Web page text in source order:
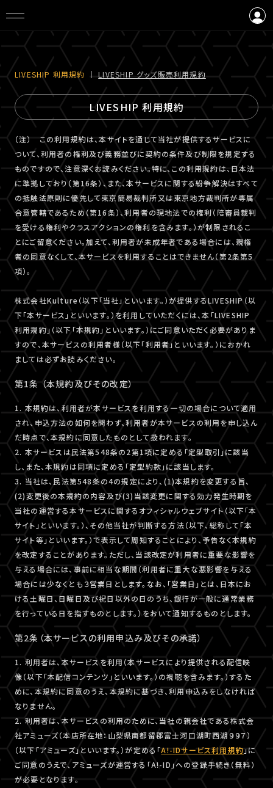
会員登録
LIVESHIP 利⽤規約 ｜LIVESHIP グッズ販売利⽤規約
LIVESHIP 利用規約
（注） この利用規約は、本サイトを通じて当社が提供するサービスに
ついて、利用者の権利及び義務並びに契約の条件及び制限を規定する
ものですので、注意深くお読みください。特に、この利用規約は、日本法
に準拠しており（第16条）、また、本サービスに関する紛争解決はすべて
の抵触法原則に優先して東京簡易裁判所又は東京地方裁判所が専属
合意管轄であるため（第16条）、利用者の現地法での権利（陪審員裁判
を受ける権利やクラスアクションの権利を含みます。）が制限されるこ
とにご留意ください。加えて、利用者が未成年者である場合には、親権
者の同意なくして、本サービスを利用することはできません（第2条第5
項）。
株式会社Kulture（以下「当社」といいます。）が提供するLIVESHIP（以
下「本サービス」といいます。）を利用していただくには、本「LIVESHIP
利用規約」（以下「本規約」といいます。）にご同意いただく必要がありま
すので、本サービスの利用者様（以下「利用者」といいます。）におかれ
ましては必ずお読みください。
第1条 （本規約及びその改定）
1. 本規約は、利用者が本サービスを利用する一切の場合について適用
され、申込方法の如何を問わず、利用者が本サービスの利用を申し込ん
だ時点で、本規約に同意したものとして扱われます。
2. 本サービスは民法第548条の2第1項に定める「定型取引」に該当
し、また、本規約は同項に定める「定型約款」に該当します。
3. 当社は、民法第548条の4の規定により、(1)本規約を変更する旨、
(2)変更後の本規約の内容及び(3)当該変更に関する効力発生時期を
当社の運営する本サービスに関するオフィシャルウェブサイト（以下「本
サイト」といいます。）、その他当社が判断する方法（以下、総称して「本
サイト等」といいます。）で表示して周知することにより、予告なく本規約
を改定することがあります。ただし、当該改定が利用者に重要な影響を
与える場合には、事前に相当な期間（利用者に重大な悪影響を与える
場合には少なくとも３営業日とします。なお、「営業日」とは、日本にお
ける土曜日、日曜日及び祝日以外の日のうち、銀行が一般に通常業務
を行っている日を指すものとします。）をおいて通知するものとします。
第2条（本サービスの利用申込み及びその承諾）
1. 利用者は、本サービスを利用（本サービスにより提供される配信映
像（以下「本配信コンテンツ」といいます。）の視聴を含みます。）するた
めに、本規約に同意のうえ、本規約に基づき、利用申込みをしなければ
なりません。
2. 利用者は、本サービスの利用のために、当社の親会社である株式会
社アミューズ（本店所在地：山梨県南都留郡富士河口湖町西湖９９７）
（以下「アミューズ」といいます。）が定める「A!-IDサービス利用規約」に
ご同意のうえで、アミューズが運営する「A!-ID」への登録手続き（無料）
が必要となります。